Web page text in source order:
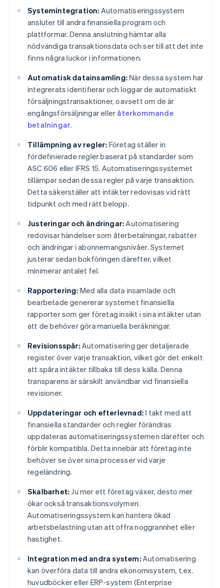
Systemintegration: Automatiseringssystem
ansluter till andra finansiella program och
plattformar. Denna anslutning hämtar alla
nödvändiga transaktionsdata och ser till att det inte
finns några luckor i informationen.
Automatisk datainsamling: När dessa system har
integrerats identifierar och loggar de automatiskt
försäljningstransaktioner, oavsett om de är
engångsförsäljningar eller återkommande
betalningar.
Tillämpning av regler: Företag ställer in
fördefinierade regler baserat på standarder som
ASC 606 eller IFRS 15. Automatiseringssystemet
tillämpar sedan dessa regler på varje transaktion.
Detta säkerställer att intäkter redovisas vid rätt
tidpunkt och med rätt belopp.
Justeringar och ändringar: Automatisering
redovisar händelser som återbetalningar, rabatter
och ändringar i abonnemangsnivåer. Systemet
justerar sedan bokföringen därefter, vilket
minimerar antalet fel.
Rapportering: Med alla data insamlade och
bearbetade genererar systemet finansiella
rapporter som ger företag insikt i sina intäkter utan
att de behöver göra manuella beräkningar.
Revisionsspår: Automatisering ger detaljerade
register över varje transaktion, vilket gör det enkelt
att spåra intäkter tillbaka till dess källa. Denna
transparens är särskilt användbar vid finansiella
revisioner.
Uppdateringar och efterlevnad: I takt med att
finansiella standarder och regler förändras
uppdateras automatiseringssystemen därefter och
förblir kompatibla. Detta innebär att företag inte
behöver se över sina processer vid varje
regeländring.
Skalbarhet: Ju mer ett företag växer, desto mer
ökar också transaktionsvolymen.
Automatiseringssystem kan hantera ökad
arbetsbelastning utan att offra noggrannhet eller
hastighet.
Integration med andra system: Automatisering
kan överföra data till andra ekonomisystem, t.ex.
huvudböcker eller ERP-system (Enterprise